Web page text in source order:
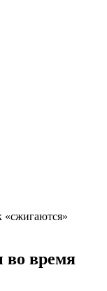
«сжигаются»
во время